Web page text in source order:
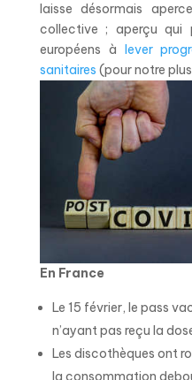
laisse désormais
collective ; aperçu qui
européens à lever
sanitaires (pour notre
En France
Le 15 février, le pass
n’ayant pas reçu la
Les discothèques ont
la consommation